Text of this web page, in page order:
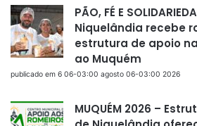
PÃO, FÉ E
Niquelândia recebe
estrutura de apoio
ao Muquém
publicado em 6 06-03:00 agosto 06-03:00 2026
MUQUÉM 2026 –